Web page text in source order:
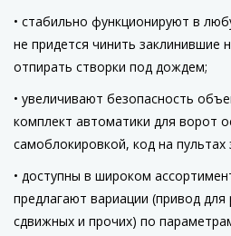
стабильно функционируют в
не придется чинить заклинившие
отпирать створки под дождем;
увеличивают безопасность
комплект автоматики для ворот
самоблокировкой, код на
доступны в широком
предлагают вариации (привод
сдвижных и прочих) по